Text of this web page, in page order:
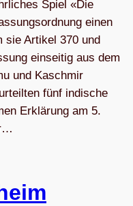
Spiel «Die
einen
sie Artikel 370 und
einseitig aus dem
und Kaschmir
fünf indische
Erklärung am 5.